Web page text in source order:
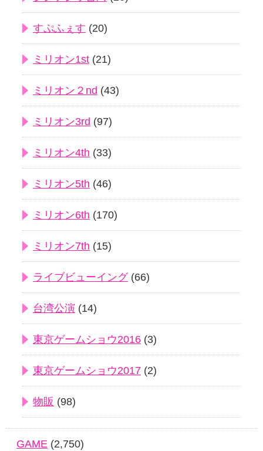
すぷふぇす (20)
ミリオン1st (21)
ミリオン２nd (43)
ミリオン3rd (97)
ミリオン4th (33)
ミリオン5th (46)
ミリオン6th (170)
ミリオン7th (15)
ライブビューイング(66)
台湾公演 (14)
東京ゲームショウ2016 (3)
東京ゲームショウ2017 (2)
物販 (98)
GAME (2,750)